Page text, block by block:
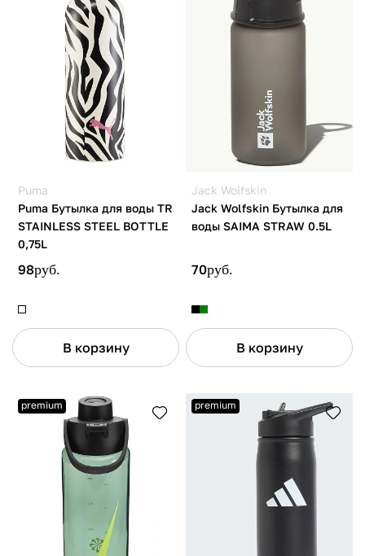
Puma
Puma Бутылка для воды TR
STAINLESS STEEL BOTTLE
0,75L
98руб.
В корзину
Jack Wolfskin
Jack Wolfskin Бутылка для
воды SAIMA STRAW 0.5L
70руб.
В корзину
premium premium